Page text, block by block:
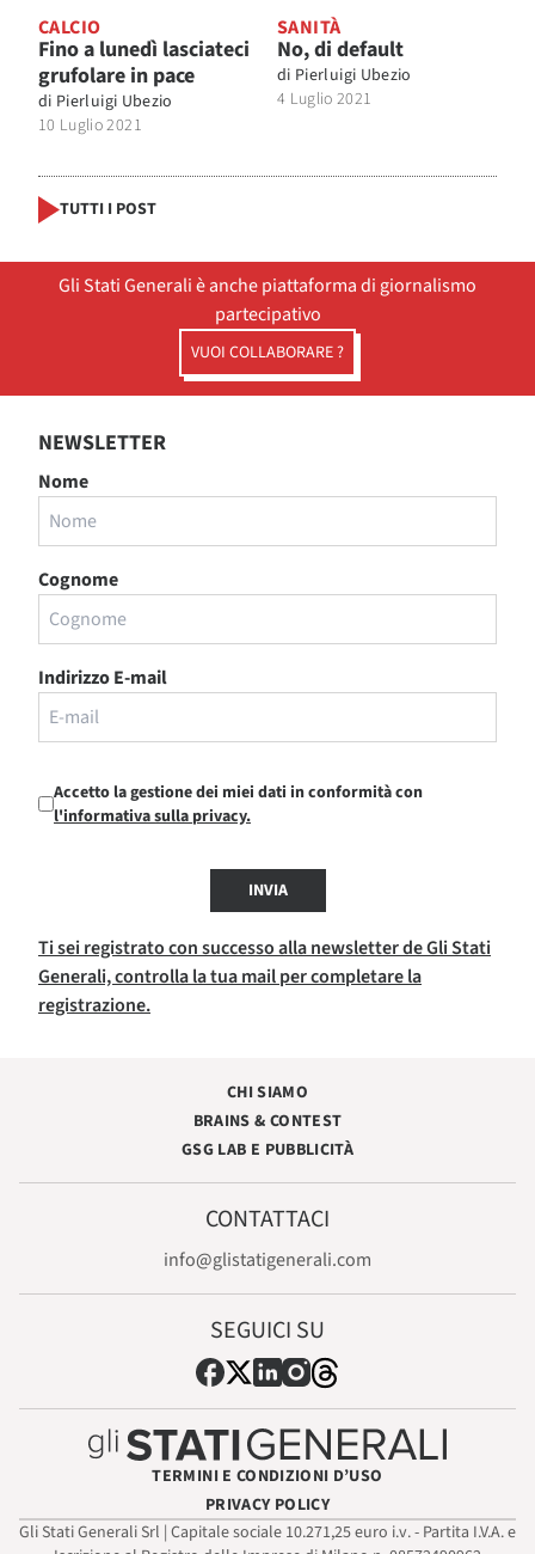
CALCIO
Fino a lunedì lasciateci
grufolare in pace
di Pierluigi Ubezio
10 Luglio 2021
SANITÀ
No, di default
di Pierluigi Ubezio
4 Luglio 2021
TUTTI I POST
Gli Stati Generali è anche piattaforma di giornalismo
partecipativo
VUOI COLLABORARE ?
NEWSLETTER
Nome
Cognome
Indirizzo E-mail
Accetto la gestione dei miei dati in conformità con
l'informativa sulla privacy.
INVIA
Ti sei registrato con successo alla newsletter de Gli Stati
Generali, controlla la tua mail per completare la
registrazione.
CHI SIAMO
BRAINS & CONTEST
GSG LAB E PUBBLICITÀ
CONTATTACI
info@glistatigenerali.com
SEGUICI SU
TERMINI E CONDIZIONI D’USO
PRIVACY POLICY
Gli Stati Generali Srl | Capitale sociale 10.271,25 euro i.v. - Partita I.V.A. e